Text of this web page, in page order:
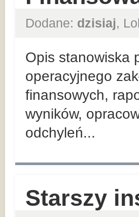
Dodane: dzisiaj,
Opis stanowiska
operacyjnego
finansowych,
wyników,
odchyleń...
Starszy